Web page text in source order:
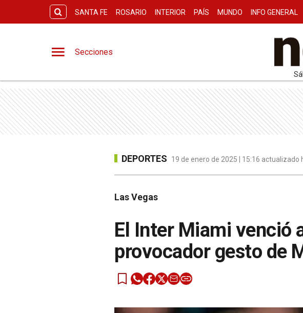
SANTA FE ROSARIO INTERIOR PAÍS MUNDO INFO GENERAL
Secciones
DEPORTES 19 de enero de 2025 | 15:16 actualizado
Las Vegas
El Inter Miami venció
provocador gesto de